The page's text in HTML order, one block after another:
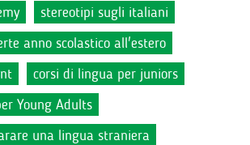
stereotipi sugli italiani
anno scolastico all'estero
corsi di lingua per juniors
Young Adults
una lingua straniera